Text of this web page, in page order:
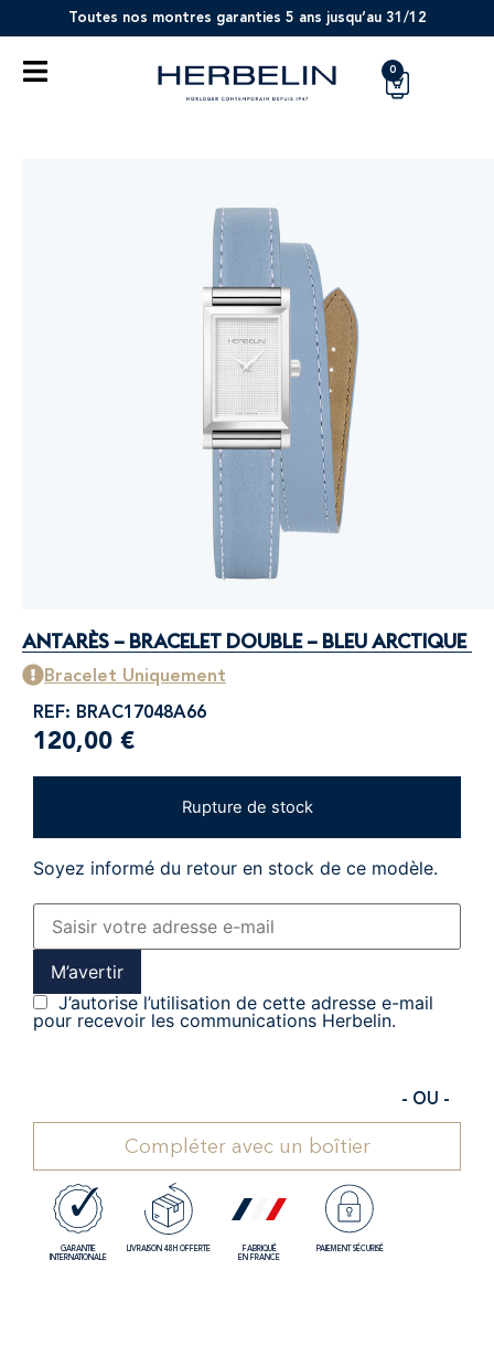
Toutes nos montres garanties 5 ans jusqu’au 31/12
0
ANTARÈS – BRACELET DOUBLE – BLEU ARCTIQUE
Bracelet Uniquement
REF: BRAC17048A66
120,00 €
Rupture de stock
Soyez informé du retour en stock de ce modèle.
M’avertir
J’autorise l’utilisation de cette adresse e-mail
pour recevoir les communications Herbelin.
- OU -
Compléter avec un boîtier
GARANTIE
INTERNATIONALE
LIVRAISON 48H OFFERTE
FABRIQUÉ
EN FRANCE
PAIEMENT SÉCURISÉ